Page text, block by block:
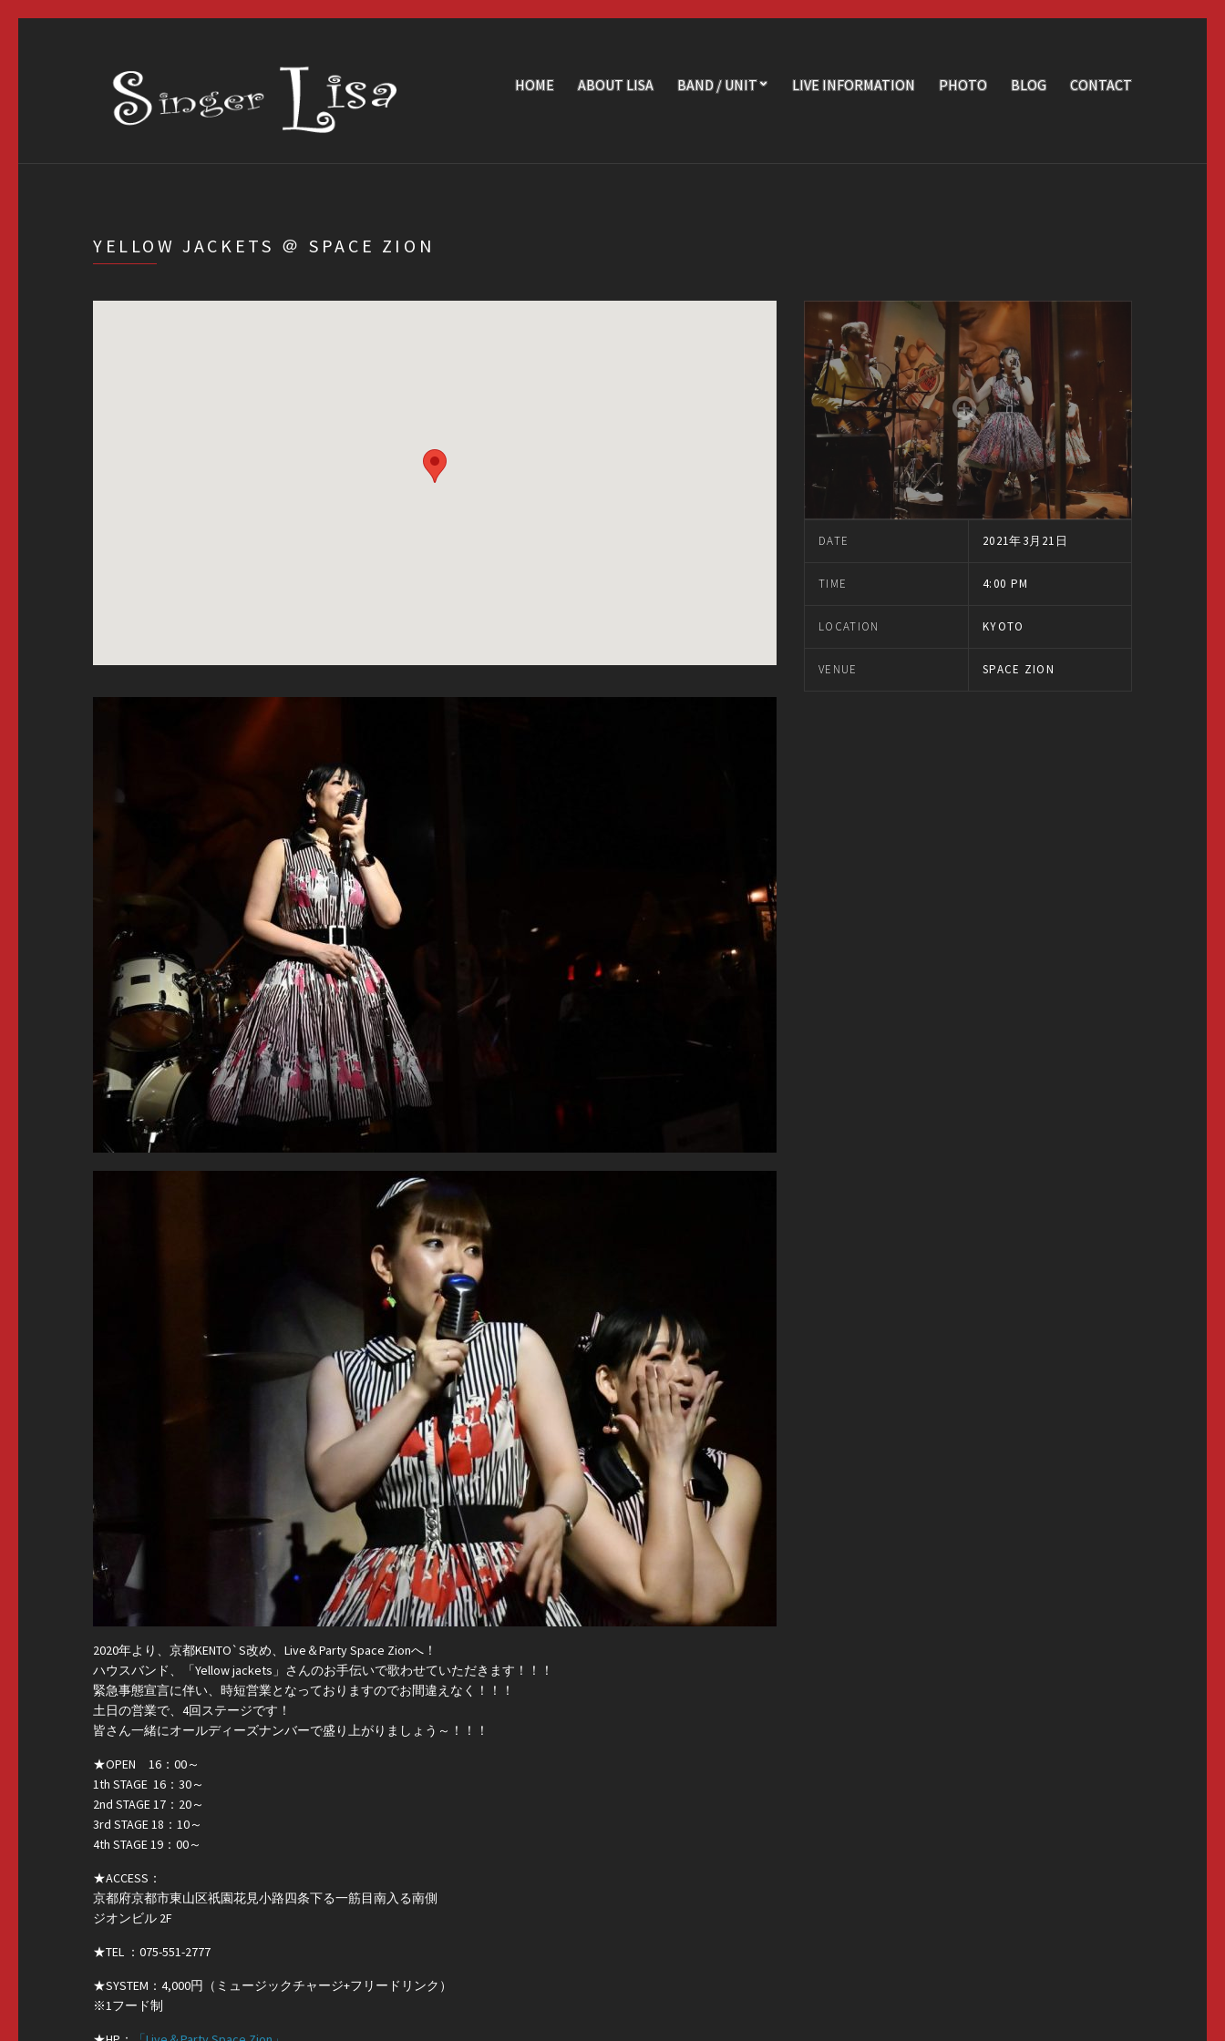
HOME ABOUT LISA BAND / UNIT LIVE INFORMATION PHOTO BLOG CONTACT
YELLOW JACKETS ＠ SPACE ZION
DATE 2021年3月21日
TIME 4:00 PM
LOCATION KYOTO
VENUE SPACE ZION
2020年より、京都KENTO`S改め、Live＆Party Space Zionへ！
ハウスバンド、「Yellow jackets」さんのお手伝いで歌わせていただきます！！！
緊急事態宣言に伴い、時短営業となっておりますのでお間違えなく！！！
土日の営業で、4回ステージです！
皆さん一緒にオールディーズナンバーで盛り上がりましょう～！！！
★OPEN 16：00～
1th STAGE 16：30～
2nd STAGE 17：20～
3rd STAGE 18：10～
4th STAGE 19：00～
★ACCESS：
京都府京都市東山区祇園花見小路四条下る一筋目南入る南側
ジオンビル 2F
★TEL ：075-551-2777
★SYSTEM：4,000円（ミュージックチャージ+フリードリンク）
※1フード制